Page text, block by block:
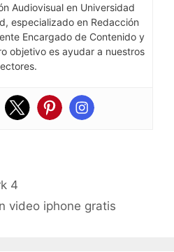
Audiovisual en Universidad
especializado en Redacción
Encargado de Contenido y
objetivo es ayudar a nuestros
4
video iphone gratis